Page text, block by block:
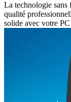
La technologie
qualité
solide avec votre